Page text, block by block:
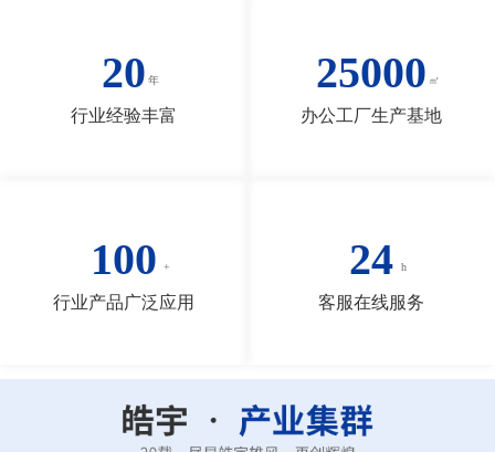
20
行业经验丰富
25000
办公工厂生产基地
100
行业产品广泛应用
24
客服在线服务